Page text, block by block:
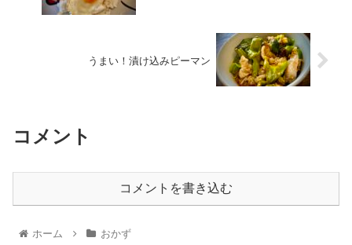
うまい！漬け込みピーマン
コメント
コメントを書き込む
ホーム おかず